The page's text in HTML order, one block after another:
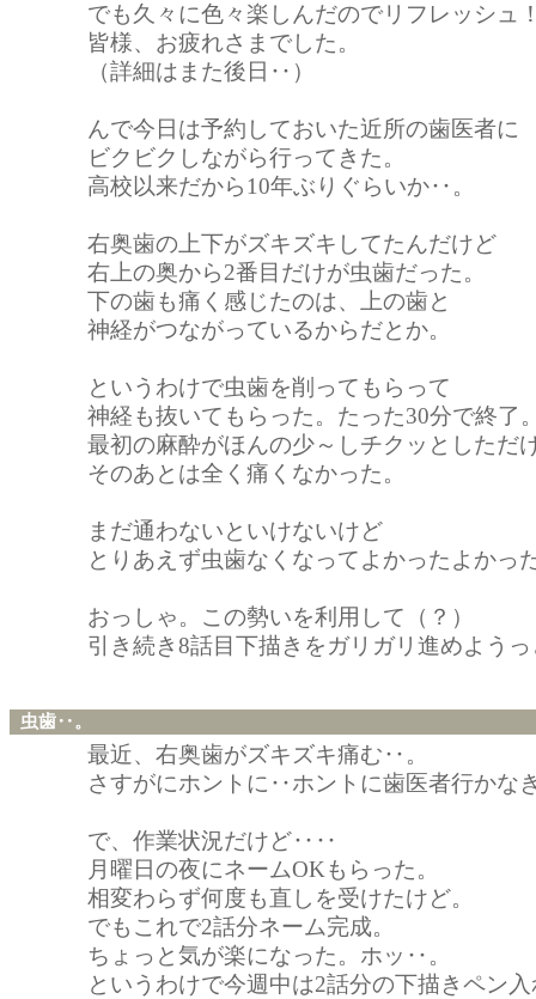
でも久々に色々楽しんだのでリフレッシュ
皆様、お疲れさまでした。
（詳細はまた後日‥）
んで今日は予約しておいた近所の歯医者に
ビクビクしながら行ってきた。
高校以来だから10年ぶりぐらいか‥。
右奥歯の上下がズキズキしてたんだけど
右上の奥から2番目だけが虫歯だった。
下の歯も痛く感じたのは、上の歯と
神経がつながっているからだとか。
というわけで虫歯を削ってもらって
神経も抜いてもらった。たった30分で終了
最初の麻酔がほんの少～しチクッとしただ
そのあとは全く痛くなかった。
まだ通わないといけないけど
とりあえず虫歯なくなってよかったよかっ
おっしゃ。この勢いを利用して（？）
引き続き8話目下描きをガリガリ進めよう
虫歯‥。
最近、右奥歯がズキズキ痛む‥。
さすがにホントに‥ホントに歯医者行かな
で、作業状況だけど‥‥
月曜日の夜にネームOKもらった。
相変わらず何度も直しを受けたけど。
でもこれで2話分ネーム完成。
ちょっと気が楽になった。ホッ‥。
というわけで今週中は2話分の下描きペン